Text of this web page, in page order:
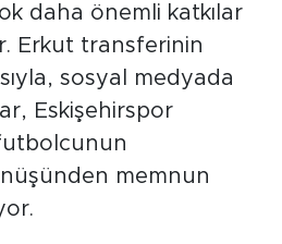
daha önemli katkılar
Erkut transferinin
sosyal medyada
Eskişehirspor
futbolcunun
memnun